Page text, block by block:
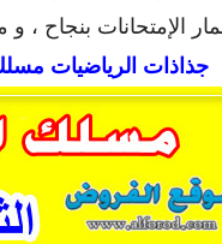
الإمتحانات بنجاح ،
جذاذات الرياضيات مسلك